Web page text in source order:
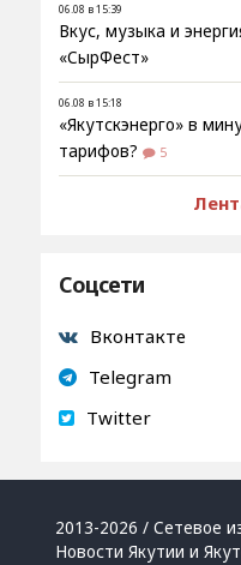
06.08 в 15:39
Вкус, музыка и
«СырФест»
06.08 в 15:18
«Якутскэнерго» в
тарифов?
5
Соцсети
Вконтакте
Telegram
Twitter
2013-2026 / Сетевое
Новости Якутии и